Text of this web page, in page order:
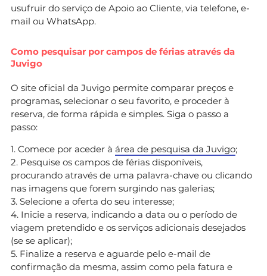
usufruir do serviço de Apoio ao Cliente, via telefone, e-
mail ou WhatsApp.
Como pesquisar por campos de férias através da
Juvigo
O site oficial da Juvigo permite comparar preços e
programas, selecionar o seu favorito, e proceder à
reserva, de forma rápida e simples. Siga o passo a
passo:
1. Comece por aceder à área de pesquisa da Juvigo;
2. Pesquise os campos de férias disponíveis,
procurando através de uma palavra-chave ou clicando
nas imagens que forem surgindo nas galerias;
3. Selecione a oferta do seu interesse;
4. Inicie a reserva, indicando a data ou o período de
viagem pretendido e os serviços adicionais desejados
(se se aplicar);
5. Finalize a reserva e aguarde pelo e-mail de
confirmação da mesma, assim como pela fatura e